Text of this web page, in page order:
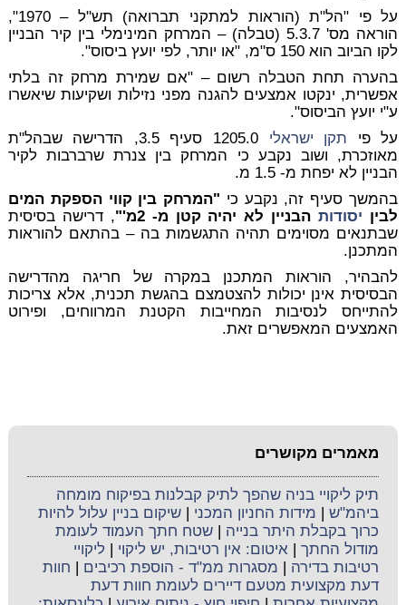
על פי "הל"ת (הוראות למתקני תברואה) תש"ל – 1970",
הוראה מס' 5.3.7 (טבלה) – המרחק המינימלי בין קיר הבניין
לקו הביוב הוא 150 ס"מ, "
או יותר, לפי יועץ ביסוס".
בהערה תחת הטבלה רשום – "אם שמירת מרחק זה בלתי
אפשרית, ינקטו אמצעים להגנה מפני נזילות ושקיעות שיאשרו
ע"י יועץ הביסוס".
על פי תקן ישראלי
1205.0 סעיף 3.5, הדרישה שבהל"ת
מאוזכרת, ושוב נקבע כי המרחק בין צנרת שרברבות לקיר
הבניין לא יפחת מ- 1.5 מ.
בהמשך סעיף זה, נקבע כי "המרחק בין קווי הספקת המים
לבין יסודותהבניין לא יהיה קטן מ- 2מ'"
, דרישה בסיסית
שבתנאים מסוימים תהיה התגשמות בה – בהתאם להוראות
המתכנן.
להבהיר, הוראות המתכנן במקרה של חריגה מהדרישה
הבסיסית אינן יכולות להצטמצם בהגשת תכנית, אלא צריכות
להתייחס לנסיבות המחייבות הקטנת המרווחים, ופירוט
האמצעים המאפשרים זאת.
מאמרים מקושרים
תיק ליקויי בניה שהפך לתיק קבלנות בפיקוח מומחה
ביהמ"ש
מידות החניון המכני |שיקום בניין עלול להיות
כרוך בקבלת היתר בנייה |שטח חתך העמוד לעומת
מודול החתך |איטום: אין רטיבות, יש ליקוי
ליקויי
רטיבות בדירה
מסגרות ממ"ד - הוספת רכיבים
חוות
דעת מקצועית מטעם דיירים לעומת חוות דעת